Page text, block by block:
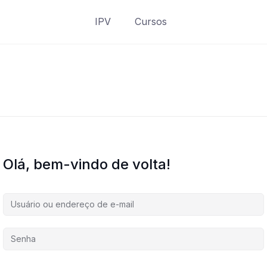
IPV Cursos
Olá, bem-vindo de volta!